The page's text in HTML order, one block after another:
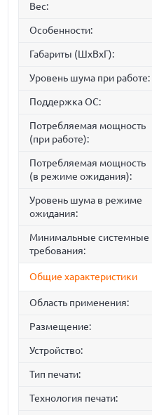
Вес:
Особенности:
Габариты (ШхВхГ):
Уровень шума при работе:
Поддержка ОС:
Потребляемая мощность
(при работе):
Потребляемая мощность
(в режиме ожидания):
Уровень шума в режиме
ожидания:
Минимальные системные
требования:
Общие характеристики
Область применения:
Размещение:
Устройство:
Тип печати:
Технология печати: